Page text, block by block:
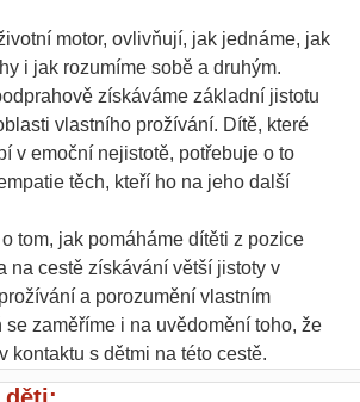
motor, ovlivňují, jak jednáme, jak
i jak rozumíme sobě a druhým.
získáváme základní jistotu
vlastního prožívání. Dítě, které
v emoční nejistotě, potřebuje o to
těch, kteří ho na jeho další
tom, jak pomáháme dítěti z pozice
na cestě získávání větší jistoty v
a porozumění vlastním
se zaměříme i na uvědomění toho, že
kontaktu s dětmi na této cestě.